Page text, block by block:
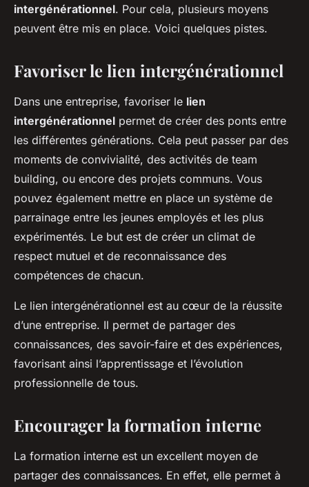
intergénérationnel. Pour cela, plusieurs moyens
peuvent être mis en place. Voici quelques pistes.
Favoriser le lien intergénérationnel
Dans une entreprise, favoriser le lien
intergénérationnel permet de créer des ponts entre
les différentes générations. Cela peut passer par des
moments de convivialité, des activités de team
building, ou encore des projets communs. Vous
pouvez également mettre en place un système de
parrainage entre les jeunes employés et les plus
expérimentés. Le but est de créer un climat de
respect mutuel et de reconnaissance des
compétences de chacun.
Le lien intergénérationnel est au cœur de la réussite
d’une entreprise. Il permet de partager des
connaissances, des savoir-faire et des expériences,
favorisant ainsi l’apprentissage et l’évolution
professionnelle de tous.
Encourager la formation interne
La formation interne est un excellent moyen de
partager des connaissances. En effet, elle permet à